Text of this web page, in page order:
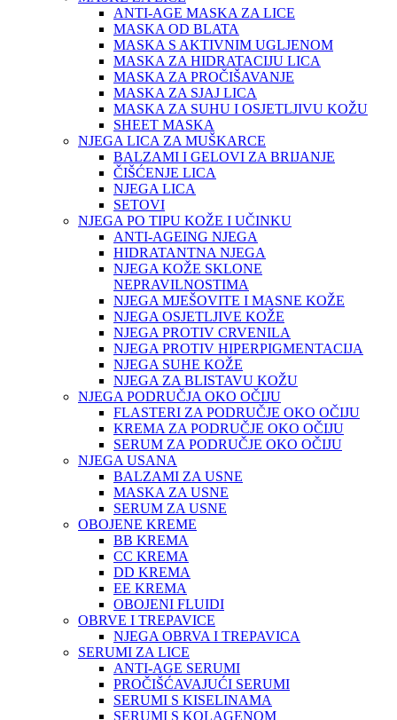
ANTI-AGE MASKA ZA LICE
MASKA OD BLATA
MASKA S AKTIVNIM UGLJENOM
MASKA ZA HIDRATACIJU LICA
MASKA ZA PROČIŠAVANJE
MASKA ZA SJAJ LICA
MASKA ZA SUHU I OSJETLJIVU KOŽU
SHEET MASKA
NJEGA LICA ZA MUŠKARCE
BALZAMI I GELOVI ZA BRIJANJE
ČIŠĆENJE LICA
NJEGA LICA
SETOVI
NJEGA PO TIPU KOŽE I UČINKU
ANTI-AGEING NJEGA
HIDRATANTNA NJEGA
NJEGA KOŽE SKLONE
NEPRAVILNOSTIMA
NJEGA MJEŠOVITE I MASNE KOŽE
NJEGA OSJETLJIVE KOŽE
NJEGA PROTIV CRVENILA
NJEGA PROTIV HIPERPIGMENTACIJA
NJEGA SUHE KOŽE
NJEGA ZA BLISTAVU KOŽU
NJEGA PODRUČJA OKO OČIJU
FLASTERI ZA PODRUČJE OKO OČIJU
KREMA ZA PODRUČJE OKO OČIJU
SERUM ZA PODRUČJE OKO OČIJU
NJEGA USANA
BALZAMI ZA USNE
MASKA ZA USNE
SERUM ZA USNE
OBOJENE KREME
BB KREMA
CC KREMA
DD KREMA
EE KREMA
OBOJENI FLUIDI
OBRVE I TREPAVICE
NJEGA OBRVA I TREPAVICA
SERUMI ZA LICE
ANTI-AGE SERUMI
PROČIŠĆAVAJUĆI SERUMI
SERUMI S KISELINAMA
SERUMI S KOLAGENOM